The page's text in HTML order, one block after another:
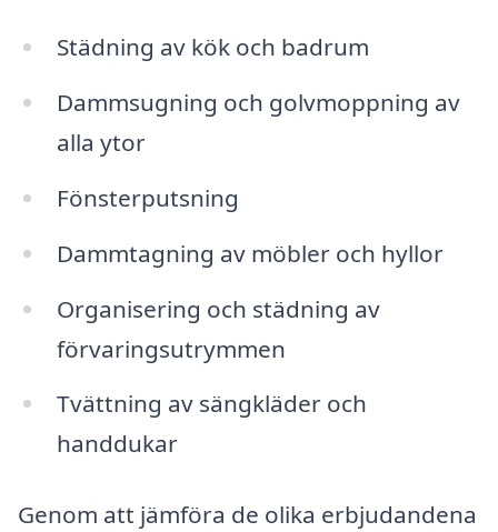
Städning av kök och badrum
Dammsugning och golvmoppning av
alla ytor
Fönsterputsning
Dammtagning av möbler och hyllor
Organisering och städning av
förvaringsutrymmen
Tvättning av sängkläder och
handdukar
Genom att jämföra de olika erbjudandena